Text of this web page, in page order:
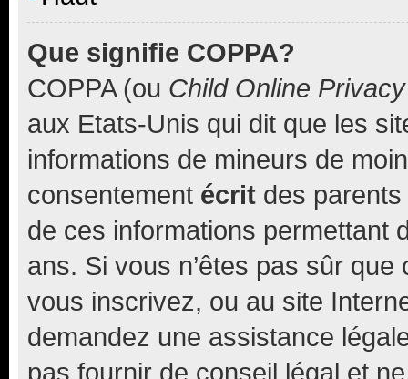
Que signifie COPPA?
COPPA (ou Child Online
aux Etats-Unis qui dit que les
informations de mineurs de
consentement écrit des parents
de ces informations permettant
ans. Si vous n’êtes pas sûr
vous inscrivez, ou au site
demandez une assistance
pas fournir de conseil légal et